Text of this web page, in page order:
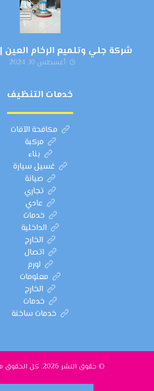
شركة جلي وتلميع الرخام العين |0545307678
أغسطس 10, 2024
خدمات التنظيف
مكافحة الآفات
مركبة
بناء
غسيل سيارة
صيانة
تجاري
عادي
خدمات
الداخلية
الخارج
اتصال
لورم
معلومات
الخارج
خدمات
خدمات ساخنة
© حقوق النشر 2026. كل الحقوق محفوظة.